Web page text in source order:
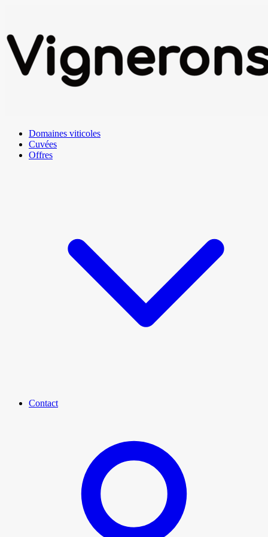
Domaines viticoles
Cuvées
Offres
Contact